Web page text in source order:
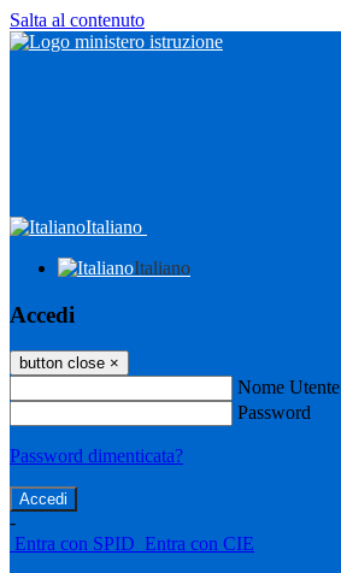
Salta al contenuto
Italiano
Italiano
Accedi
button close ×
Nome Utente
Password
Password dimenticata?
-
Entra con SPID Entra con CIE